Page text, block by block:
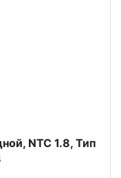
NTC 1.8, Тип